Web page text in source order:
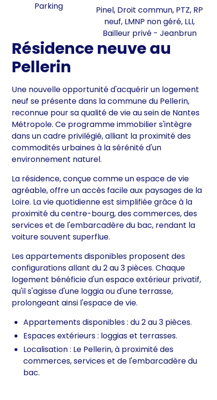
Parking
Pinel, Droit commun, PTZ, RP
neuf, LMNP non géré, LLI,
Bailleur privé - Jeanbrun
Résidence neuve au
Pellerin
Une nouvelle opportunité d'acquérir un logement
neuf se présente dans la commune du Pellerin,
reconnue pour sa qualité de vie au sein de Nantes
Métropole. Ce programme immobilier s'intègre
dans un cadre privilégié, alliant la proximité des
commodités urbaines à la sérénité d'un
environnement naturel.
La résidence, conçue comme un espace de vie
agréable, offre un accès facile aux paysages de la
Loire. La vie quotidienne est simplifiée grâce à la
proximité du centre-bourg, des commerces, des
services et de l'embarcadère du bac, rendant la
voiture souvent superflue.
Les appartements disponibles proposent des
configurations allant du 2 au 3 pièces. Chaque
logement bénéficie d'un espace extérieur privatif,
qu'il s'agisse d'une loggia ou d'une terrasse,
prolongeant ainsi l'espace de vie.
Appartements disponibles : du 2 au 3 pièces.
Espaces extérieurs : loggias et terrasses.
Localisation : Le Pellerin, à proximité des
commerces, services et de l'embarcadère du
bac.